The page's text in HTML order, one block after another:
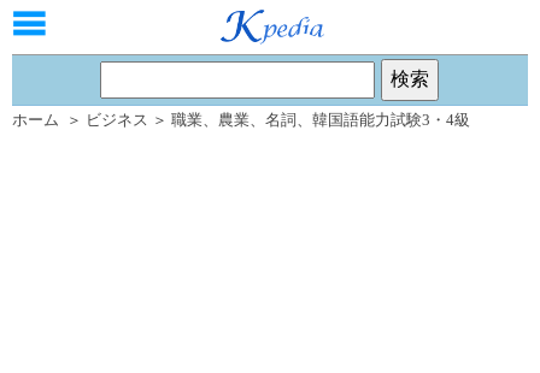
ホーム ＞ ビジネス ＞ 職業、 農業、 名詞 、 韓国語能力試験3・4級